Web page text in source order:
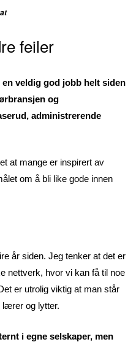
feiler
veldig god jobb helt siden
og
administrerende
at mange er inspirert av
om å bli like gode innen
år siden. Jeg tenker at det er
nettverk, hvor vi kan få til noe
er utrolig viktig at man står
lærer og lytter.
i egne selskaper, men